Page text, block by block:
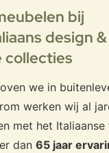
zijn in gebruik. Juist
het grote verschil.
met een
bij
design &
collecties
we in
werken wij al
met het
dan 65 jaar